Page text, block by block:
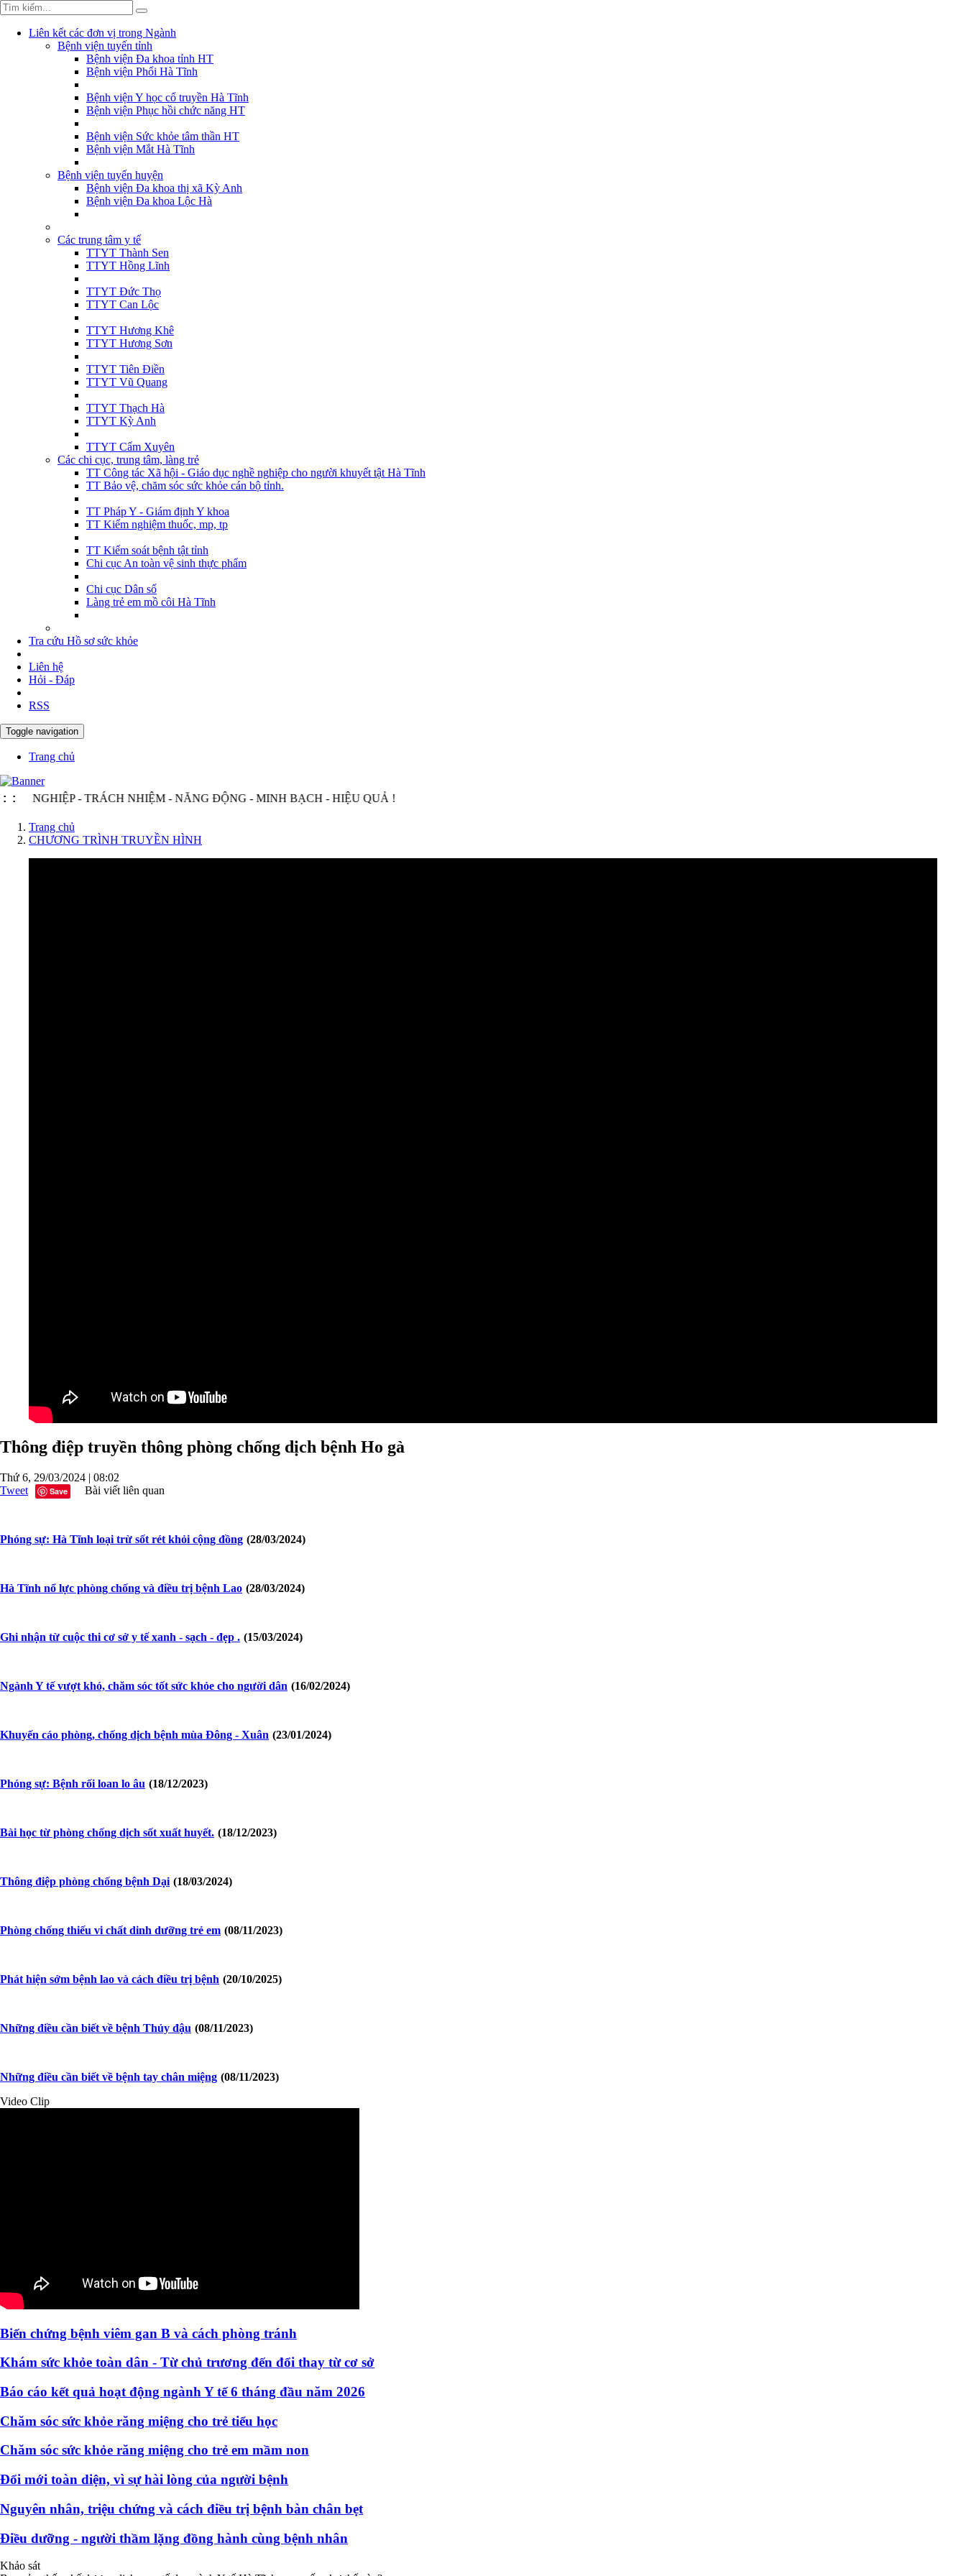
Liên kết các đơn vị trong Ngành
Bệnh viện tuyến tỉnh
Bệnh viện Đa khoa tỉnh HT
Bệnh viện Phổi Hà Tĩnh
Bệnh viện Y học cổ truyền Hà Tĩnh
Bệnh viện Phục hồi chức năng HT
Bệnh viện Sức khỏe tâm thần HT
Bệnh viện Mắt Hà Tĩnh
Bệnh viện tuyến huyện
Bệnh viện Đa khoa thị xã Kỳ Anh
Bệnh viện Đa khoa Lộc Hà
Các trung tâm y tế
TTYT Thành Sen
TTYT Hồng Lĩnh
TTYT Đức Thọ
TTYT Can Lộc
TTYT Hương Khê
TTYT Hương Sơn
TTYT Tiên Điền
TTYT Vũ Quang
TTYT Thạch Hà
TTYT Kỳ Anh
TTYT Cẩm Xuyên
Các chi cục, trung tâm, làng trẻ
TT Công tác Xã hội - Giáo dục nghề nghiệp cho người khuyết tật Hà Tĩnh
TT Bảo vệ, chăm sóc sức khỏe cán bộ tỉnh.
TT Pháp Y - Giám định Y khoa
TT Kiểm nghiệm thuốc, mp, tp
TT Kiểm soát bệnh tật tỉnh
Chi cục An toàn vệ sinh thực phẩm
Chi cục Dân số
Làng trẻ em mồ côi Hà Tĩnh
Tra cứu Hồ sơ sức khỏe
Liên hệ
Hỏi - Đáp
RSS
Toggle navigation
Trang chủ
: : - TRÁCH NHIỆM - NĂNG ĐỘNG - MINH BẠCH - HIỆU QUẢ !
Trang chủ
CHƯƠNG TRÌNH TRUYỀN HÌNH
Thông điệp truyền thông phòng chống dịch bệnh Ho gà
Thứ 6, 29/03/2024 | 08:02
Tweet
Save Bài viết liên quan
Phóng sự: Hà Tĩnh loại trừ sốt rét khỏi cộng đồng (28/03/2024)
Hà Tĩnh nổ lực phòng chống và điều trị bệnh Lao (28/03/2024)
Ghi nhận từ cuộc thi cơ sở y tế xanh - sạch - đẹp . (15/03/2024)
Ngành Y tế vượt khó, chăm sóc tốt sức khỏe cho người dân (16/02/2024)
Khuyến cáo phòng, chống dịch bệnh mùa Đông - Xuân (23/01/2024)
Phóng sự: Bệnh rối loan lo âu (18/12/2023)
Bài học từ phòng chống dịch sốt xuất huyết. (18/12/2023)
Thông điệp phòng chống bệnh Dại (18/03/2024)
Phòng chống thiếu vi chất dinh dưỡng trẻ em (08/11/2023)
Phát hiện sớm bệnh lao và cách điều trị bệnh (20/10/2025)
Những điều cần biết về bệnh Thủy đậu (08/11/2023)
Những điều cần biết về bệnh tay chân miệng (08/11/2023)
Video Clip
Biến chứng bệnh viêm gan B và cách phòng tránh
Khám sức khỏe toàn dân - Từ chủ trương đến đổi thay từ cơ sở
Báo cáo kết quả hoạt động ngành Y tế 6 tháng đầu năm 2026
Chăm sóc sức khỏe răng miệng cho trẻ tiểu học
Chăm sóc sức khỏe răng miệng cho trẻ em mầm non
Đổi mới toàn diện, vì sự hài lòng của người bệnh
Nguyên nhân, triệu chứng và cách điều trị bệnh bàn chân bẹt
Điều dưỡng - người thầm lặng đồng hành cùng bệnh nhân
Khảo sát